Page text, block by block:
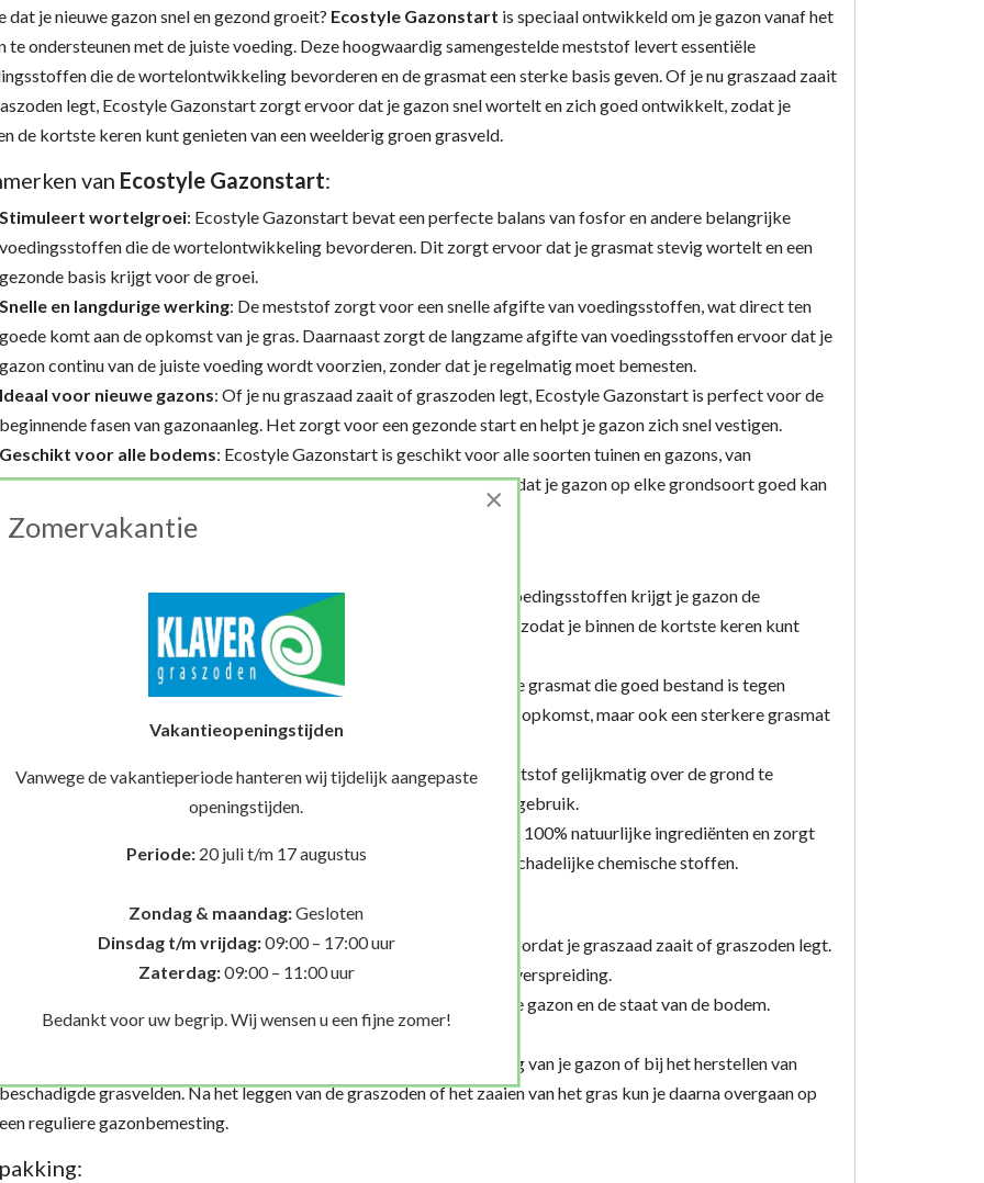
dat je nieuwe gazon snel en gezond groeit? Ecostyle Gazonstart is speciaal ontwikkeld om je gazon vanaf het
te ondersteunen met de juiste voeding. Deze hoogwaardig samengestelde meststof levert essentiële
die de wortelontwikkeling bevorderen en de grasmat een sterke basis geven. Of je nu graszaad zaait
legt, Ecostyle Gazonstart zorgt ervoor dat je gazon snel wortelt en zich goed ontwikkelt, zodat je
de kortste keren kunt genieten van een weelderig groen grasveld.
van Ecostyle Gazonstart:
Stimuleert wortelgroei: Ecostyle Gazonstart bevat een perfecte balans van fosfor en andere belangrijke
voedingsstoffen die de wortelontwikkeling bevorderen. Dit zorgt ervoor dat je grasmat stevig wortelt en een
gezonde basis krijgt voor de groei.
Snelle en langdurige werking: De meststof zorgt voor een snelle afgifte van voedingsstoffen, wat direct ten
goede komt aan de opkomst van je gras. Daarnaast zorgt de langzame afgifte van voedingsstoffen ervoor dat je
gazon continu van de juiste voeding wordt voorzien, zonder dat je regelmatig moet bemesten.
Ideaal voor nieuwe gazons: Of je nu graszaad zaait of graszoden legt, Ecostyle Gazonstart is perfect voor de
beginnende fasen van gazonaanleg. Het zorgt voor een gezonde start en helpt je gazon zich snel vestigen.
Geschikt voor alle bodems: Ecostyle Gazonstart is geschikt voor alle soorten tuinen en gazons, van
kleigronden tot zandgronden. Het helpt om de bodem te verrijken, zodat je gazon op elke grondsoort goed kan
groeien.
Versnelde opkomst van je gazon: Door de extra fosfor en andere voedingsstoffen krijgt je gazon de
voedingsstoffen die het nodig heeft om snel te wortelen en te groeien, zodat je binnen de kortste keren kunt
genieten van een groen gazon.
: Ecostyle Gazonstart zorgt voor een dichte, gezonde grasmat die goed bestand is tegen
droogte, kou en intensief gebruik. Het bevordert niet alleen een snelle opkomst, maar ook een sterkere grasmat
Makkelijk in gebruik: De korrelvorm maakt het makkelijk om de meststof gelijkmatig over de grond te
verdelen. Het product is ideaal voor zowel handmatig als mechanisch gebruik.
: Ecostyle Gazonstart is gemaakt van 100% natuurlijke ingrediënten en zorgt
voor een milieuvriendelijke manier om je gazon te verzorgen, zonder schadelijke chemische stoffen.
: Strooi Ecostyle Gazonstart gelijkmatig over de grond voordat je graszaad zaait of graszoden legt.
Werk de meststof licht in met een hark of schoffel voor een optimale verspreiding.
: De aanbevolen dosering is afhankelijk van de grootte van je gazon en de staat van de bodem.
Raadpleeg de verpakking voor specifieke aanwijzingen.
: Ecostyle Gazonstart wordt alleen toegepast bij de aanleg van je gazon of bij het herstellen van
beschadigde grasvelden. Na het leggen van de graszoden of het zaaien van het gras kun je daarna overgaan op
een reguliere gazonbemesting.
×
Zomervakantie
Vakantieopeningstijden
Vanwege de vakantieperiode hanteren wij tijdelijk aangepaste
openingstijden.
Periode:20 juli t/m 17 augustus
Zondag & maandag:Gesloten
Dinsdag t/m vrijdag:09:00 – 17:00 uur
Zaterdag:09:00 – 11:00 uur
Bedankt voor uw begrip. Wij wensen u een fijne zomer!